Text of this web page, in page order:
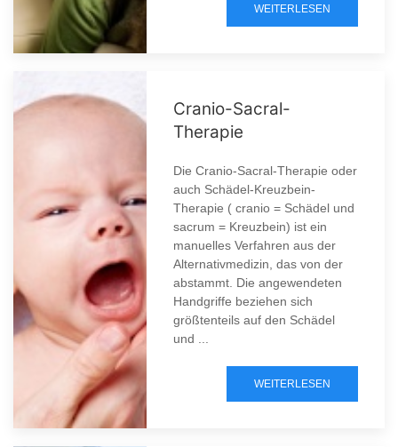
WEITERLESEN
Cranio-Sacral-
Therapie
Die Cranio-Sacral-Therapie oder
auch Schädel-Kreuzbein-
Therapie ( cranio = Schädel und
sacrum = Kreuzbein) ist ein
manuelles Verfahren aus der
Alternativmedizin, das von der
abstammt. Die angewendeten
Handgriffe beziehen sich
größtenteils auf den Schädel
und ...
WEITERLESEN